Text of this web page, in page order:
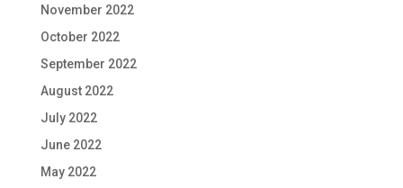
November 2022
October 2022
September 2022
August 2022
July 2022
June 2022
May 2022